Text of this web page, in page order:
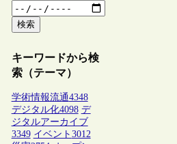
検索
キーワードから検
索（テーマ）
学術情報流通4348
デジタル化4098 デ
ジタルアーカイブ
3349 イベント 3012